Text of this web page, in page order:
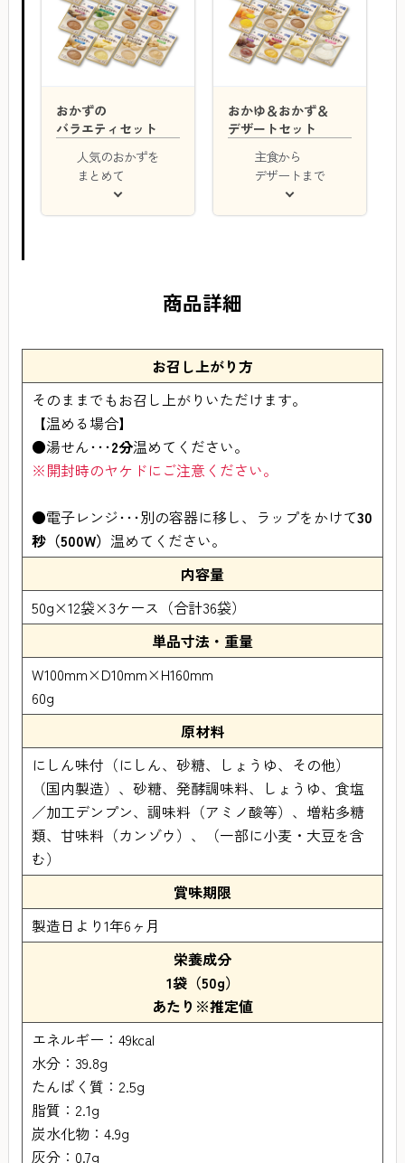
おかずの
バラエティセット
人気のおかずを
まとめて
おかゆ＆おかず＆
デザートセット
主食から
デザートまで
商品詳細
お召し上がり方
そのままでもお召し上がりいただけます。
【温める場合】
●湯せん･･･2分温めてください。
※開封時のヤケドにご注意ください。
●電子レンジ･･･別の容器に移し、ラップをかけて30
秒（500W） 温めてください。
内容量
50g×12袋×3ケース（合計36袋）
単品寸法・重量
W100mm×D10mm×H160mm
60g
原材料
にしん味付（にしん、砂糖、しょうゆ、その他）
（国内製造）、砂糖、発酵調味料、しょうゆ、食塩
／加工デンプン、調味料（アミノ酸等）、増粘多糖
類、甘味料（カンゾウ）、（一部に小麦・大豆を含
む）
賞味期限
製造日より1年6ヶ月
栄養成分
1袋（50g）
あたり※推定値
エネルギー：49kcal
水分：39.8g
たんぱく質：2.5g
脂質：2.1g
炭水化物：4.9g
灰分：0.7g